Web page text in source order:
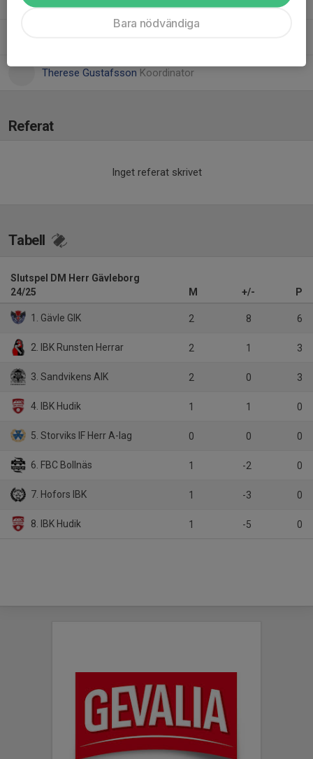
Therese Gustafsson Koordinator
Referat
Inget referat skrivet
Tabell
Slutspel DM Herr Gävleborg
24/25
M +/- P
1. Gävle GIK 2 8 6
2. IBK Runsten Herrar 2 1 3
3. Sandvikens AIK 2 0 3
4. IBK Hudik 1 1 0
5. Storviks IF Herr A-lag 0 0 0
6. FBC Bollnäs 1 -2 0
7. Hofors IBK 1 -3 0
8. IBK Hudik 1 -5 0
Bara nödvändiga